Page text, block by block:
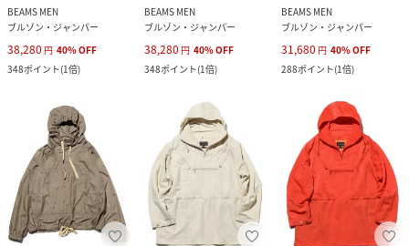
BEAMS MEN
ブルゾン・ジャンパー
38,280 円 40%OFF
348ポイント(1倍)
BEAMS MEN
ブルゾン・ジャンパー
38,280 円 40%OFF
348ポイント(1倍)
BEAMS MEN
ブルゾン・ジャンパー
31,680 円 40%OFF
288ポイント(1倍)